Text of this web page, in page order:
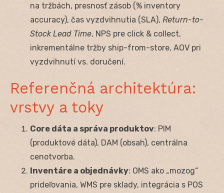
na tržbách, presnosť zásob (% inventory
accuracy), čas vyzdvihnutia (SLA), Return-to-
Stock Lead Time, NPS pre click & collect,
inkrementálne tržby ship-from-store, AOV pri
vyzdvihnutí vs. doručení.
Referenčná architektúra:
vrstvy a toky
Core dáta a správa produktov: PIM
(produktové dáta), DAM (obsah), centrálna
cenotvorba.
Inventáre a objednávky: OMS ako „mozog“
prideľovania, WMS pre sklady, integrácia s POS